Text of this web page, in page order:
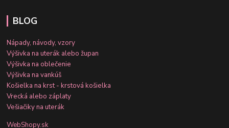
BLOG
Nápady, návody, vzory
Výšivka na uterák alebo župan
Výšivka na oblečenie
Výšivka na vankúš
Košielka na krst - krstová košielka
Vrecká alebo záplaty
Vešiačiky na uterák
WebShopy.sk